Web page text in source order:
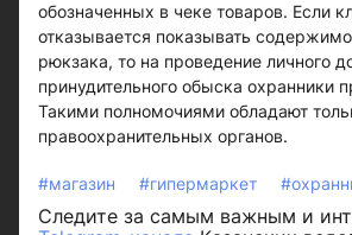
обозначенных в чеке товаров. Если
отказывается показывать
рюкзака, то на проведение личного
принудительного обыска охранники
Такими полномочиями обладают
правоохранительных органов.
#магазин #гипермаркет
Следите за самым важным и